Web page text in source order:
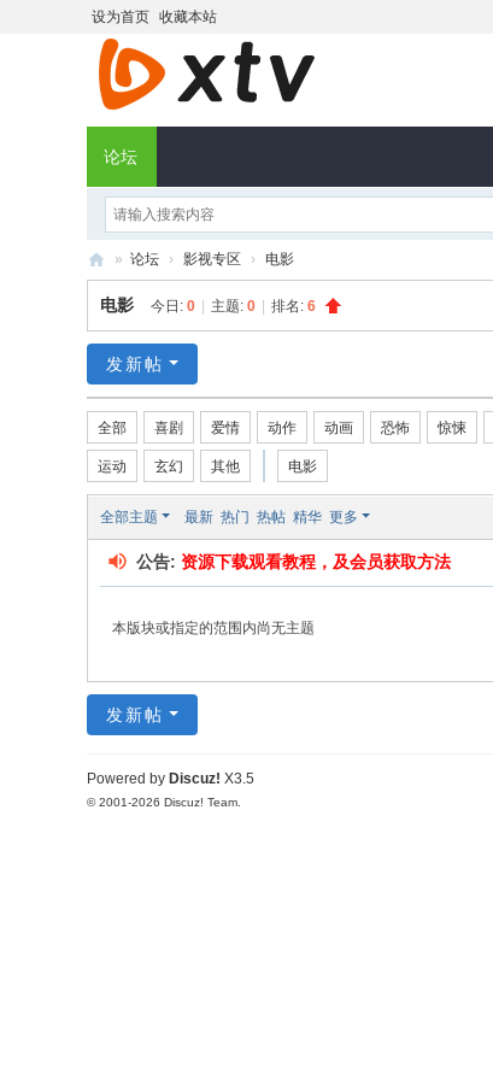
设为首页 收藏本站
论坛
T
社
区
» 论坛 › 影视专区 › 电影
电影 今日: 0 主题: 0 排名: 6
发新帖
全部 喜剧 爱情 动作 动画 恐怖 惊悚
运动 玄幻 其他 电影
全部主题 最新 热门 热帖 精华 更多
公告: 资源下载观看教程，及会员获取方法
本版块或指定的范围内尚无主题
发新帖
Powered by Discuz! X3.5
© 2001-2026 Discuz! Team